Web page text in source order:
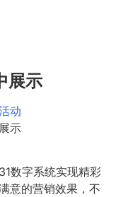
展示
动
示
数字系统实现精彩
意的营销效果，不